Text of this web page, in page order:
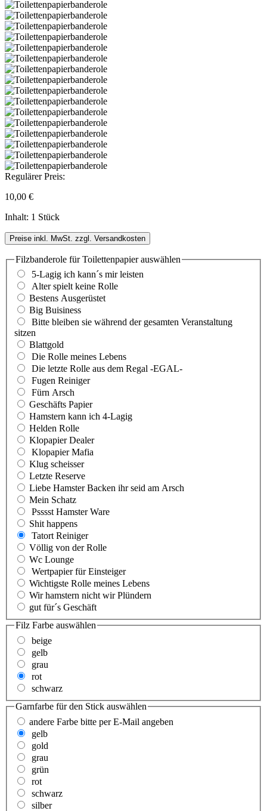
Regulärer Preis:
10,00 €
Inhalt: 1 Stück
Preise inkl. MwSt. zzgl. Versandkosten
Filzbanderole für Toilettenpapierauswählen
5-Lagig ich kann´s mir leisten
Alter spielt keine Rolle
Bestens Ausgerüstet
Big Buisiness
Bitte bleiben sie während der gesamten Veranstaltung
sitzen
Blattgold
Die Rolle meines Lebens
Die letzte Rolle aus dem Regal -EGAL-
Fugen Reiniger
Fürn Arsch
Geschäfts Papier
Hamstern kann ich 4-Lagig
Helden Rolle
Klopapier Dealer
Klopapier Mafia
Klug scheisser
Letzte Reserve
Liebe Hamster Backen ihr seid am Arsch
Mein Schatz
Psssst Hamster Ware
Shit happens
Tatort Reiniger
Völlig von der Rolle
Wc Lounge
Wertpapier für Einsteiger
Wichtigste Rolle meines Lebens
Wir hamstern nicht wir Plündern
gut für´s Geschäft
Filz Farbe auswählen
beige
gelb
grau
rot
schwarz
Garnfarbe für den Stick auswählen
andere Farbe bitte per E-Mail angeben
gelb
gold
grau
grün
rot
schwarz
silber